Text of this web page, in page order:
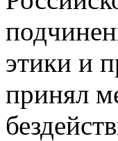
этики и
принял